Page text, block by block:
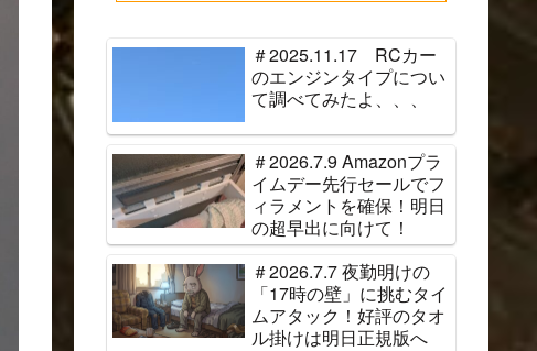
＃2025.11.17 RCカー
のエンジンタイプについ
て調べてみたよ、、、
＃2026.7.9 Amazonプラ
イムデー先行セールでフ
ィラメントを確保！明日
の超早出に向けて！
＃2026.7.7 夜勤明けの
「17時の壁」に挑むタイ
ムアタック！好評のタオ
ル掛けは明日正規版へ